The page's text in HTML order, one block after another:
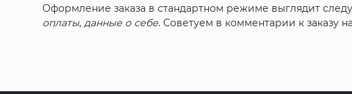
Оформление заказа в стандартном режиме выглядит
оплаты,данные о себе. Советуем в комментарии к заказу